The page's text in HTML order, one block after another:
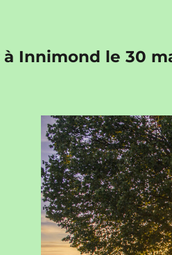
Innimond le 30